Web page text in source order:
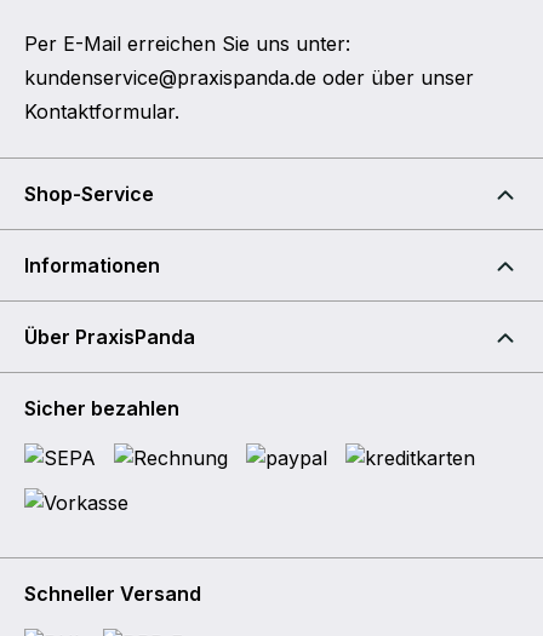
Per E-Mail erreichen Sie uns unter:
kundenservice@praxispanda.de oder über unser
Kontaktformular.
Shop-Service
Informationen
Über PraxisPanda
Sicher bezahlen
Schneller Versand